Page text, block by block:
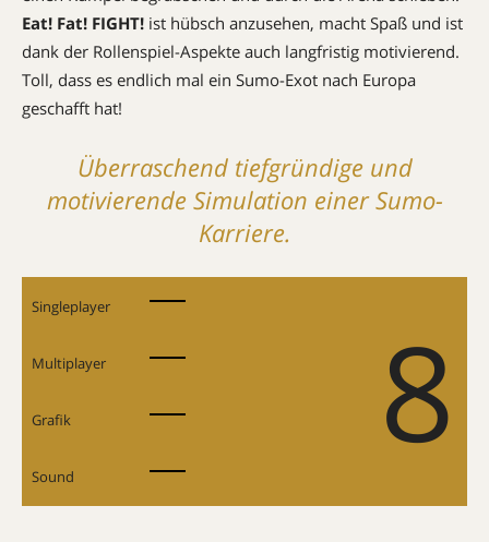
Eat! Fat! FIGHT! ist hübsch anzusehen, macht Spaß und ist
dank der Rollenspiel-Aspekte auch langfristig motivierend.
Toll, dass es endlich mal ein Sumo-Exot nach Europa
geschafft hat!
Überraschend tiefgründige und
motivierende Simulation einer Sumo-
Karriere.
Singleplayer 8
Multiplayer
Grafik
Sound